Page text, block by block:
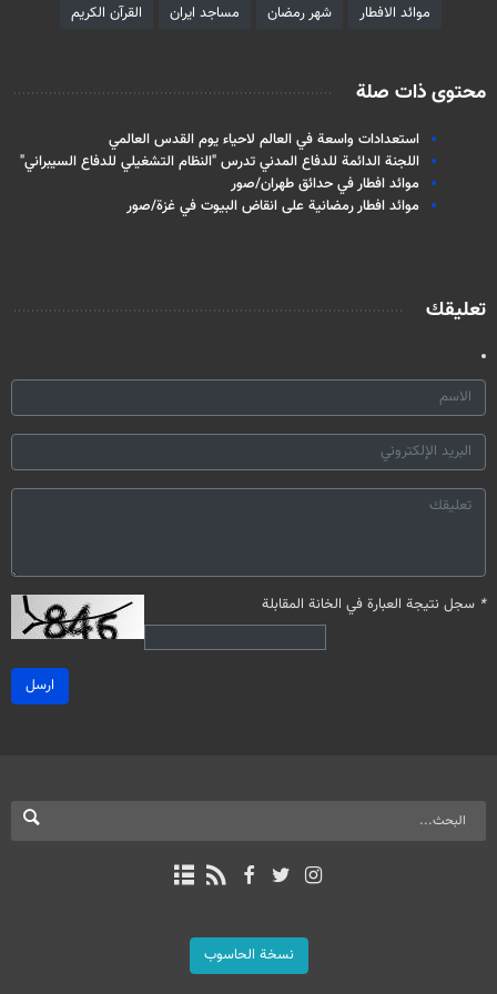
موائد الافطار شهر رمضان مساجد ايران القرآن الكريم
محتوى ذات صلة
استعدادات واسعة في العالم لاحياء يوم القدس العالمي
اللجنة الدائمة للدفاع المدني تدرس "النظام التشغيلي للدفاع السيبراني"
موائد افطار في حدائق طهران/صور
موائد افطار رمضانية على انقاض البيوت في غزة/صور
تعليقك
* سجل نتيجة العبارة في الخانة المقابلة
ارسل
نسخة الحاسوب